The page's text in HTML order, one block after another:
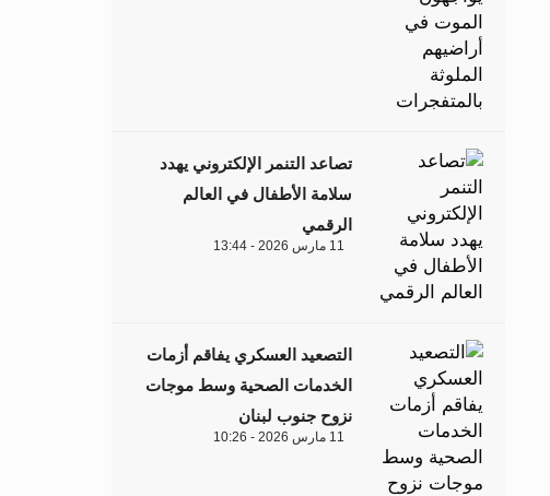
تصاعد التنمر الإلكتروني يهدد
سلامة الأطفال في العالم
الرقمي
11 مارس 2026 - 13:44
التصعيد العسكري يفاقم أزمات
الخدمات الصحية وسط موجات
نزوح جنوب لبنان
11 مارس 2026 - 10:26